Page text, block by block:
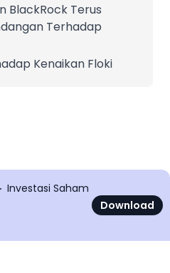
BlackRock Terus
Terhadap
Kenaikan Floki
Investasi Saham
Download